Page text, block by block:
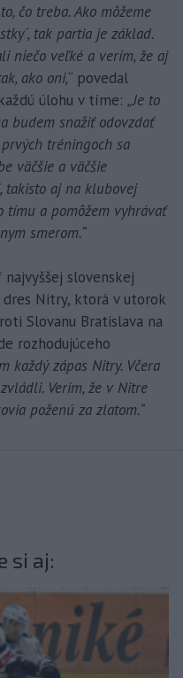
čo treba. Ako môžeme
tak partia je základ.
niečo veľké a verím, že aj
ako oni,“ povedal
úlohu v tíme: „Je to
budem snažiť odovzdať
tréningoch sa
väčšie a väčšie
takisto aj na klubovej
tímu a pomôžem vyhrávať
smerom.“
slovenskej
Nitry, ktorá v utorok
Slovanu Bratislava na
rozhodujúceho
každý zápas Nitry. Včera
Verím, že v Nitre
poženú za zlatom.“
si aj: